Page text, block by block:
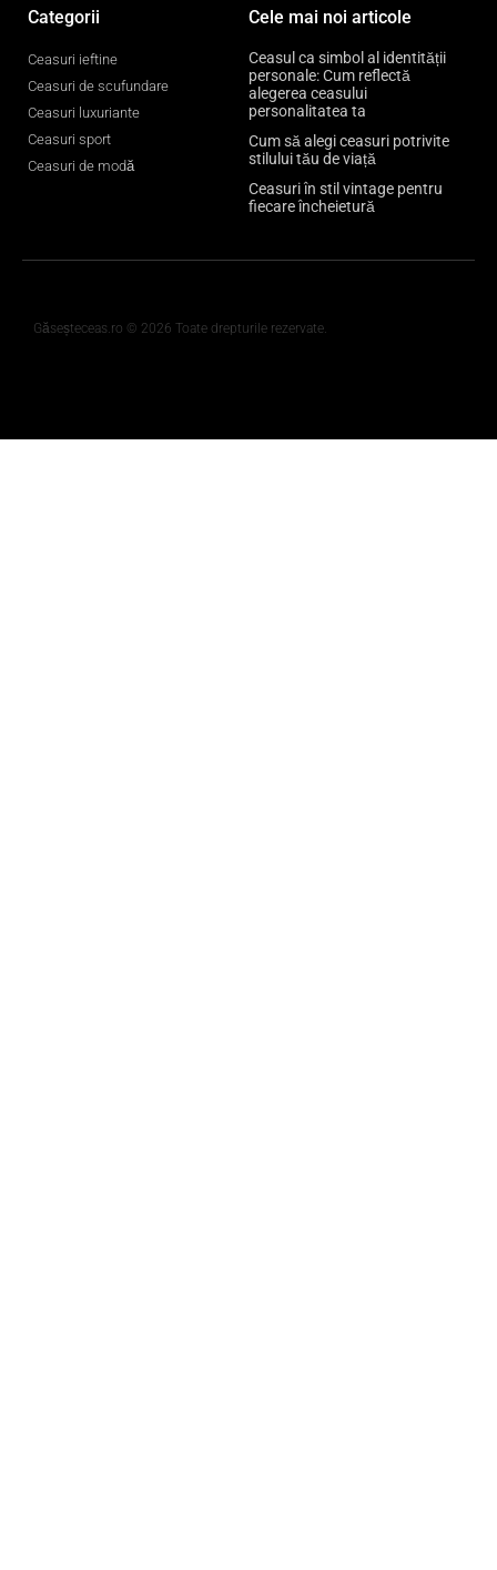
Categorii
Ceasuri ieftine
Ceasuri de scufundare
Ceasuri luxuriante
Ceasuri sport
Ceasuri de modă
Cele mai noi articole
Ceasul ca simbol al identității
personale: Cum reflectă
alegerea ceasului
personalitatea ta
Cum să alegi ceasuri potrivite
stilului tău de viață
Ceasuri în stil vintage pentru
fiecare încheietură
Găseșteceas.ro © 2026 Toate drepturile rezervate.